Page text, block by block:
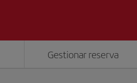
Gestionar reserva